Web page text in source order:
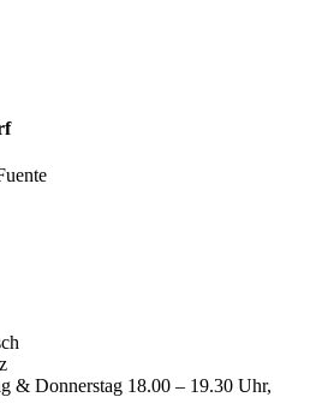
& Donnerstag 18.00 – 19.30 Uhr,